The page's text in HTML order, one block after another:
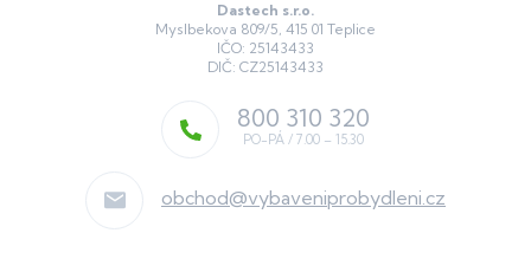
Dastech s.r.o.
Myslbekova 809/5, 415 01 Teplice
IČO: 25143433
DIČ: CZ25143433
obchod@vybaveniprobydleni.cz
800 310 320